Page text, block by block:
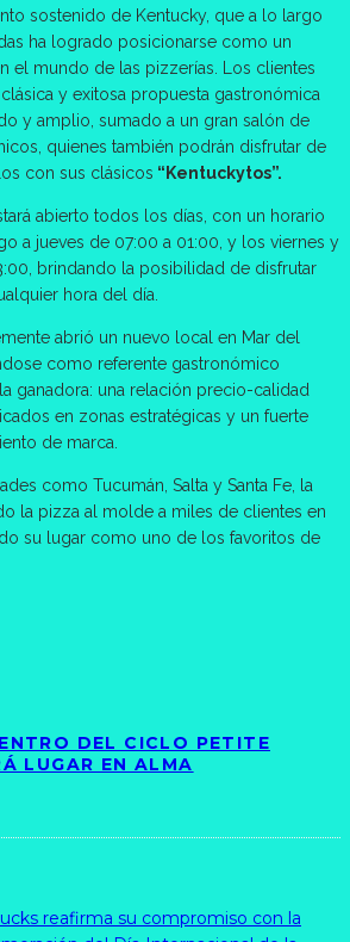
sostenido de Kentucky, que a lo largo
ha logrado posicionarse como un
el mundo de las pizzerías. Los clientes
y exitosa propuesta gastronómica
y amplio, sumado a un gran salón de
quienes también podrán disfrutar de
con sus clásicos “Kentuckytos”.
abierto todos los días, con un horario
a jueves de 07:00 a 01:00, y los viernes y
brindando la posibilidad de disfrutar
hora del día.
abrió un nuevo local en Mar del
como referente gastronómico
ganadora: una relación precio-calidad
en zonas estratégicas y un fuerte
de marca.
como Tucumán, Salta y Santa Fe, la
la pizza al molde a miles de clientes en
su lugar como uno de los favoritos de
DEL CICLO PETITE
LUGAR EN ALMA
reafirma su compromiso con la